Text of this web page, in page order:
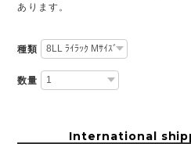
あります。
種類
数量
International